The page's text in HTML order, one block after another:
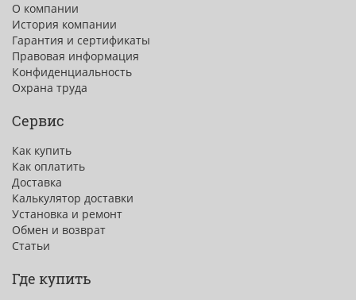
О компании
История компании
Гарантия и сертификаты
Правовая информация
Конфиденциальность
Охрана труда
Сервис
Как купить
Как оплатить
Доставка
Калькулятор доставки
Установка и ремонт
Обмен и возврат
Статьи
Где купить